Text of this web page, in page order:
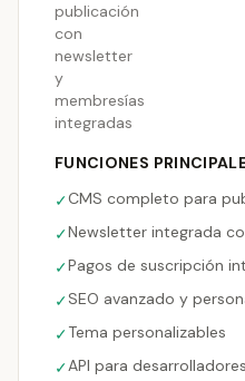
publicación
con
newsletter
y
membresías
integradas
FUNCIONES
✓CMS completo para
✓Newsletter integrada
✓Pagos de suscripción
✓SEO avanzado y
✓Tema personalizables
✓API para desarrolladores